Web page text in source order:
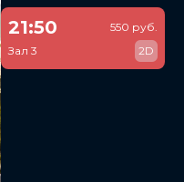
21:50
Зал 3
550 руб.
2D